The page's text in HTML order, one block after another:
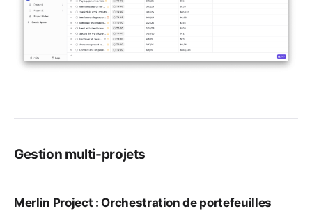
Gestion multi-projets
Merlin Project : Orchestration de portefeuilles